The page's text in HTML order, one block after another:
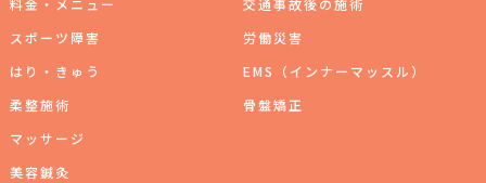
料⾦‧メニュー
スポーツ障害
はり・きゅう
柔整施術
交通事故後の施術
労働災害
EMS（インナーマッスル）
⾻盤矯正
マッサージ
美容鍼灸